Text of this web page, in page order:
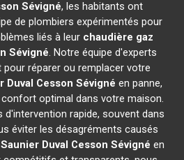
Sévigné, les habitants ont
de plombiers expérimentés pour
liés à leur chaudière gaz
Sévigné. Notre équipe d'experts
pour réparer ou remplacer votre
Duval Cesson Sévigné en panne,
optimal dans votre maison.
rapide, souvent dans
éviter les désagréments causés
Duval Cesson Sévigné en